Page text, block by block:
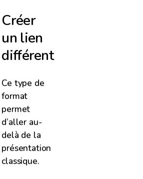
Créer
un lien
différent
Ce type de
format
permet
d’aller au-
delà de la
présentation
classique.